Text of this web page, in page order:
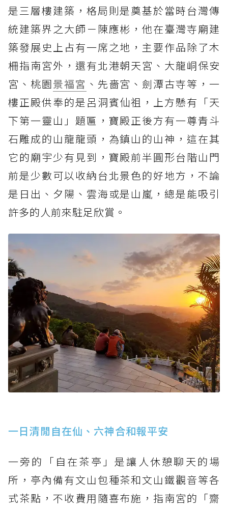
是三層樓建築，格局則是奠基於當時台灣傳
統建築界之大師－陳應彬，他在臺灣寺廟建
築發展史上占有一席之地，主要作品除了木
柵指南宮外，還有北港朝天宮、大龍峒保安
宮、桃園景福宮 、先嗇宮、劍潭古寺等，一
樓正殿供奉的是呂洞賓仙祖，上方懸有「天
下第一靈山」題匾，寶殿正後方有一尊青斗
石雕成的山龍龍頭，為鎮山的山神，這在其
它的廟宇少有見到，寶殿前半圓形台階山門
前是少數可以收納台北景色的好地方，不論
是日出、夕陽、雲海或是山嵐，總是能吸引
許多的人前來駐足欣賞。
一日清閒自在仙、六神合和報平安
一旁的「自在茶亭」是讓人休憩聊天的場
所，亭內備有文山包種茶和文山鐵觀音等各
式茶點，不收費用隨喜布施，指南宮的「齋